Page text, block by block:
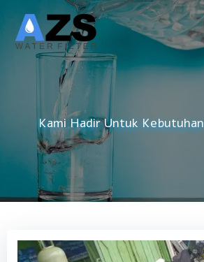
Skip
to
content
Kami Hadir Untuk Kebutuhan